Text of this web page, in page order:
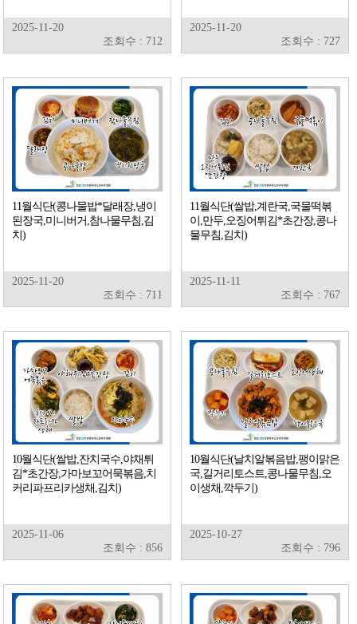
2025-11-20
조회수 : 712
2025-11-20
조회수 : 727
11월식단(콩나물밥*달래장,냉이
된장국,미니버거,참나물무침,김
치)
2025-11-20
조회수 : 711
11월식단(쌀밥,계란국,국물떡볶
이,만두,오징어튀김*초간장,콩나
물무침,김치)
2025-11-11
조회수 : 767
10월식단(쌀밥,잔치국수,야채튀
김*초간장,가마보꼬어묵볶음,치
커리파프리카생채,김치)
2025-11-06
조회수 : 856
10월식단(날치알볶음밥,팽이맑은
국,길거리토스트,콩나물무침,오
이생채,깍두기)
2025-10-27
조회수 : 796